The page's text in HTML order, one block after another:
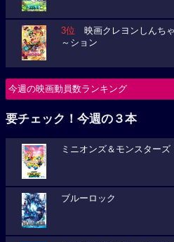
3位 映画クレヨンしんち
～ション
今週の映画動員数ランキング
要チェック！今週の３本
ミニオンズ＆モンスターズ
ブルーロック